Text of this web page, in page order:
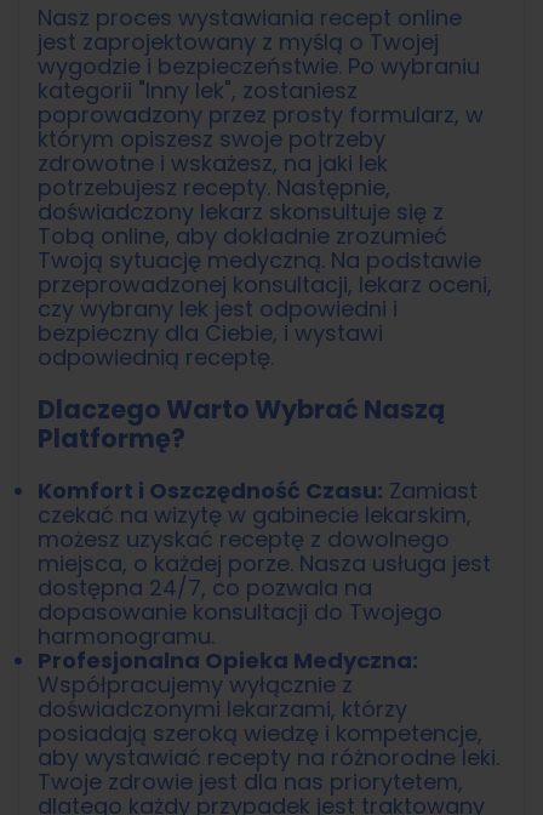
Nasz proces wystawiania recept online
jest zaprojektowany z myślą o Twojej
wygodzie i bezpieczeństwie. Po wybraniu
kategorii "Inny lek", zostaniesz
poprowadzony przez prosty formularz, w
którym opiszesz swoje potrzeby
zdrowotne i wskażesz, na jaki lek
potrzebujesz recepty. Następnie,
doświadczony lekarz skonsultuje się z
Tobą online, aby dokładnie zrozumieć
Twoją sytuację medyczną. Na podstawie
przeprowadzonej konsultacji, lekarz oceni,
czy wybrany lek jest odpowiedni i
bezpieczny dla Ciebie, i wystawi
odpowiednią receptę.
Dlaczego Warto Wybrać Naszą
Platformę?
Komfort i Oszczędność Czasu: Zamiast
czekać na wizytę w gabinecie lekarskim,
możesz uzyskać receptę z dowolnego
miejsca, o każdej porze. Nasza usługa jest
dostępna 24/7, co pozwala na
dopasowanie konsultacji do Twojego
harmonogramu.
Profesjonalna Opieka Medyczna:
Współpracujemy wyłącznie z
doświadczonymi lekarzami, którzy
posiadają szeroką wiedzę i kompetencje,
aby wystawiać recepty na różnorodne leki.
Twoje zdrowie jest dla nas priorytetem,
dlatego każdy przypadek jest traktowany